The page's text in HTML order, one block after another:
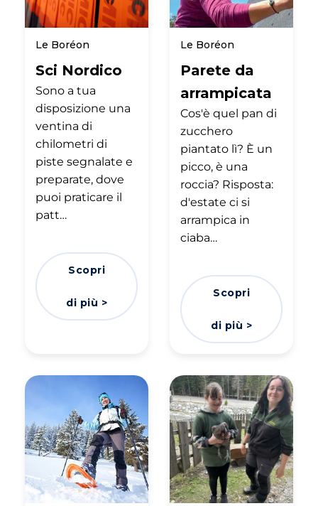
Le Boréon
Sci Nordico
Sono a tua
disposizione una
ventina di
chilometri di
piste segnalate e
preparate, dove
puoi praticare il
patt…
Scopri
di più >
Le Boréon
Parete da
arrampicata
Cos'è quel pan di
zucchero
piantato lì? È un
picco, è una
roccia? Risposta:
d'estate ci si
arrampica in
ciaba…
Scopri
di più >